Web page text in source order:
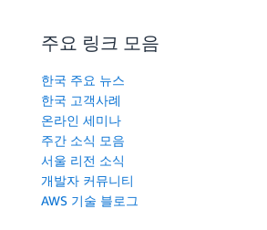
주요 링크 모음
한국 주요 뉴스
한국 고객사례
온라인 세미나
주간 소식 모음
서울 리전 소식
개발자 커뮤니티
AWS 기술 블로그